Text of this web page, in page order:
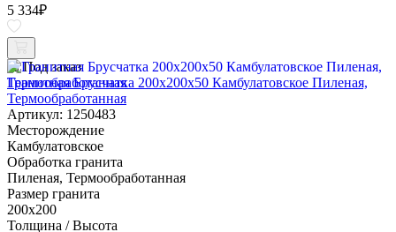
5 334₽
Под заказ
Гранитная Брусчатка 200х200x50 Камбулатовское Пиленая,
Термообработанная
Артикул: 1250483
Месторождение
Камбулатовское
Обработка гранита
Пиленая, Термообработанная
Размер гранита
200х200
Толщина / Высота